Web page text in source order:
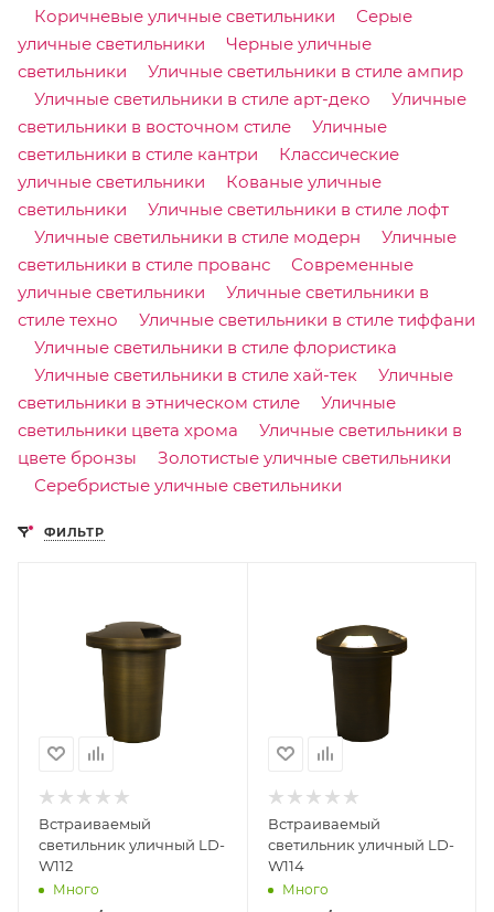
Коричневые уличные светильники
Серые
уличные светильники
Черные уличные
светильники
Уличные светильники в стиле ампир
Уличные светильники в стиле арт-деко
Уличные
светильники в восточном стиле
Уличные
светильники в стиле кантри
Классические
уличные светильники
Кованые уличные
светильники
Уличные светильники в стиле лофт
Уличные светильники в стиле модерн
Уличные
светильники в стиле прованс
Современные
уличные светильники
Уличные светильники в
стиле техно
Уличные светильники в стиле тиффани
Уличные светильники в стиле флористика
Уличные светильники в стиле хай-тек
Уличные
светильники в этническом стиле
Уличные
светильники цвета хрома
Уличные светильники в
цвете бронзы
Золотистые уличные светильники
Серебристые уличные светильники
ФИЛЬТР
Встраиваемый
светильник уличный LD-
W112
Много
Встраиваемый
светильник уличный LD-
W114
Много